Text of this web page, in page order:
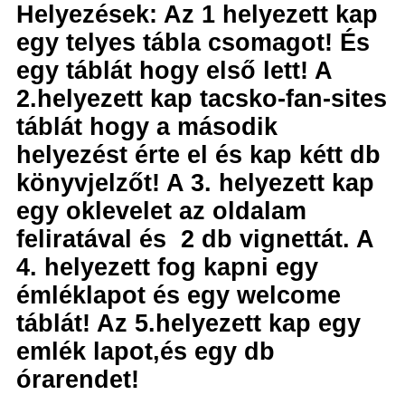
Helyezések: Az 1 helyezett kap
egy telyes tábla csomagot! És
egy táblát hogy első lett! A
2.helyezett kap tacsko-fan-sites
táblát hogy a második
helyezést érte el és kap kétt db
könyvjelzőt! A 3. helyezett kap
egy oklevelet az oldalam
feliratával és 2 db vignettát. A
4. helyezett fog kapni egy
émléklapot és egy welcome
táblát! Az 5.helyezett kap egy
emlék lapot,és egy db
órarendet!